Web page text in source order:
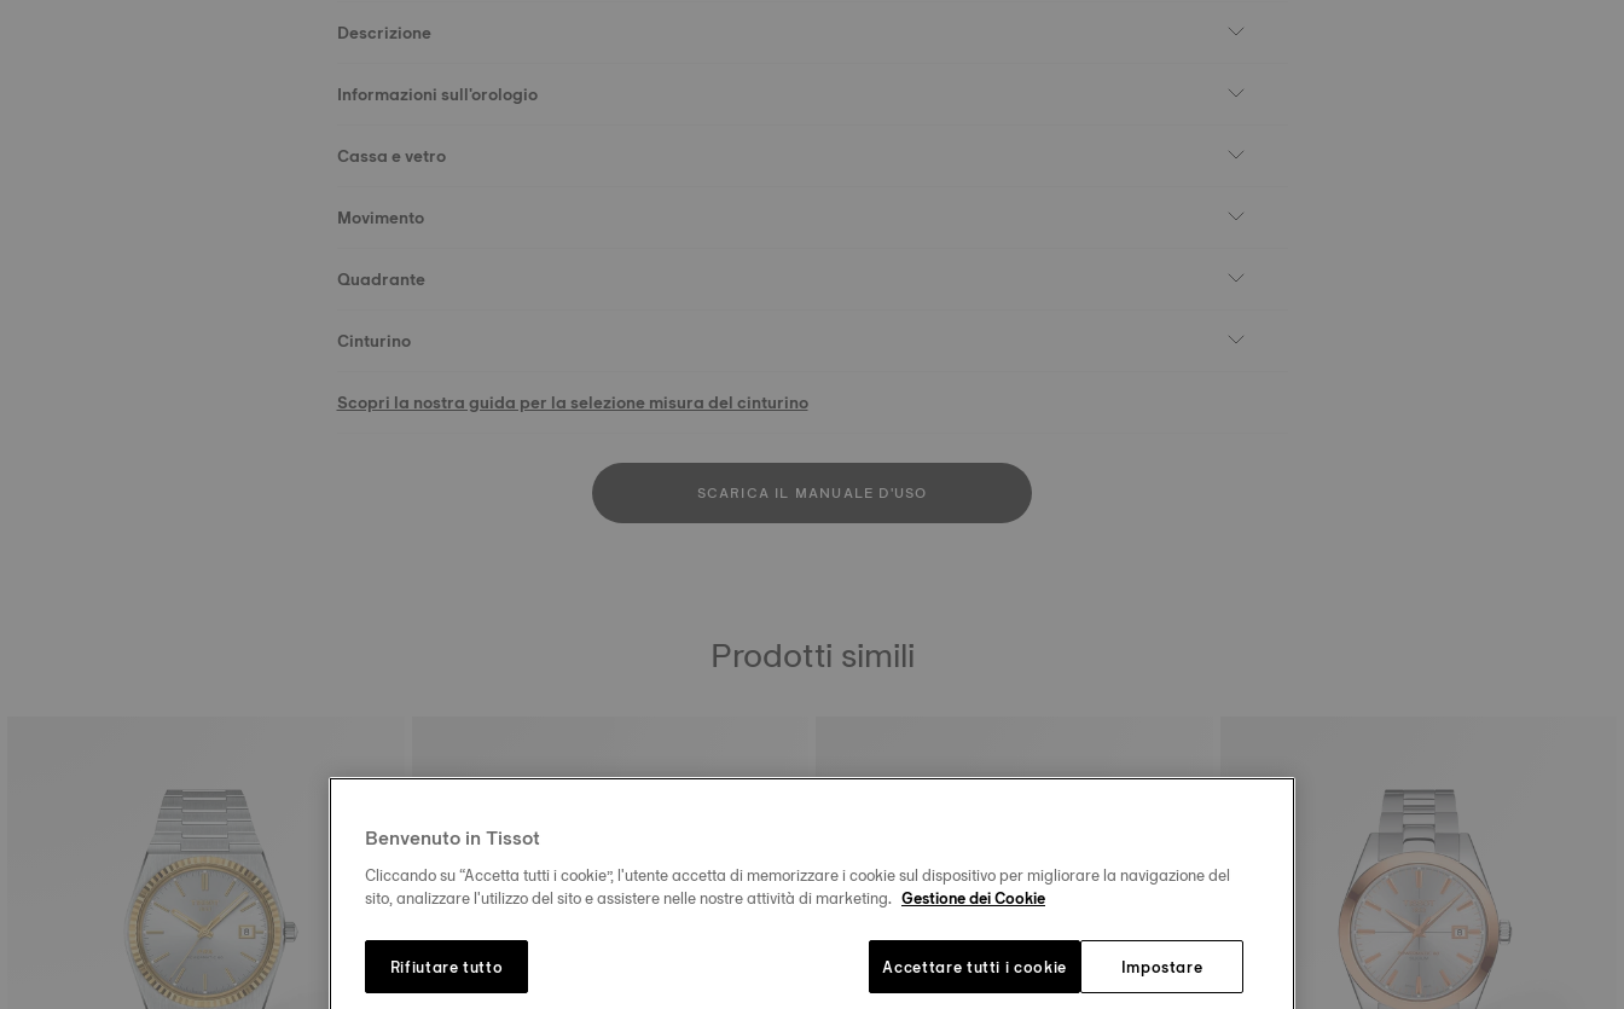
Descrizione
Informazioni sull'orologio
Cassa e vetro
Movimento
Quadrante
Cinturino
Scopri la nostra guida per la selezione misura del cinturino
SCARICA IL MANUALE D'USO
Prodotti simili
Benvenuto in Tissot
Cliccando su “Accetta tutti i cookie”, l'utente accetta di memorizzare i cookie sul dispositivo per migliorare la navigazione del
sito, analizzare l'utilizzo del sito e assistere nelle nostre attività di marketing. Gestione dei Cookie
Impostare
Rifiutare tutto Accettare tutti i cookie